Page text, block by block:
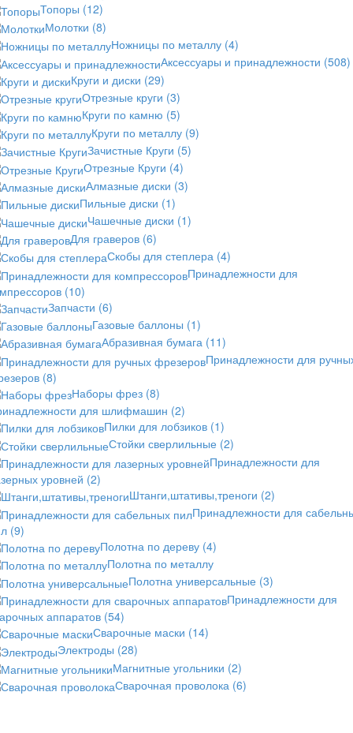
Топоры (12)
Молотки (8)
Ножницы по металлу (4)
Аксессуары и принадлежности (508)
Круги и диски (29)
Отрезные круги (3)
Круги по камню (5)
Круги по металлу (9)
Зачистные Круги (5)
Отрезные Круги (4)
Алмазные диски (3)
Пильные диски (1)
Чашечные диски (1)
Для граверов (6)
Скобы для степлера (4)
Принадлежности для
(10)
Запчасти (6)
Газовые баллоны (1)
Абразивная бумага (11)
Принадлежности для
(8)
Наборы фрез (8)
для шлифмашин (2)
Пилки для лобзиков (1)
Стойки сверлильные (2)
Принадлежности для
уровней (2)
Штанги,штативы,треноги (2)
Принадлежности для
(9)
Полотна по дереву (4)
Полотна по металлу
Полотна универсальные (3)
Принадлежности для
аппаратов (54)
Сварочные маски (14)
Электроды (28)
Магнитные угольники (2)
Сварочная проволока (6)